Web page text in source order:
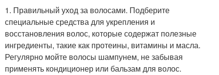
1. Правильный уход за волосами. Подберите
специальные средства для укрепления и
восстановления волос, которые содержат полезные
ингредиенты, такие как протеины, витамины и масла.
Регулярно мойте волосы шампунем, не забывая
применять кондиционер или бальзам для волос.